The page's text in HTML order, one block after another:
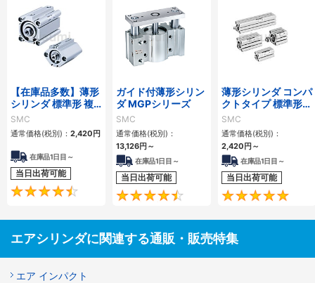
【在庫品多数】薄形
シリンダ 標準形 複
動・片ロッド CQ2
シリーズ
SMC
通常価格(税別)： 2,420 円
在庫品1日目～
当日出荷可能
4.5
ガイド付薄形シリン
ダ MGPシリーズ
SMC
通常価格(税別)：
13,126円 ～
在庫品1日目～
当日出荷可能
4.6
薄形シリンダ コンパ
クトタイプ 標準形
複動 片ロッド CQS
シリーズ
SMC
通常価格(税別)：
2,420 円 ～
在庫品1日目～
当日出荷可能
エアシリンダに関連する通販・販売特集
エア インパクト